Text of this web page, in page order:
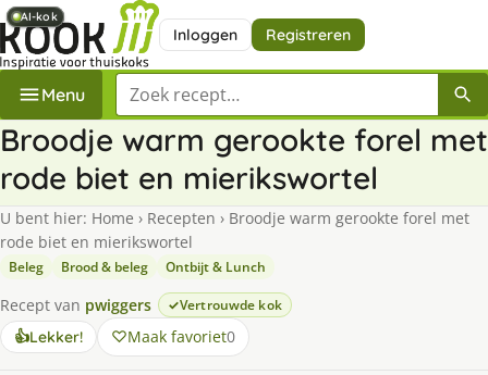
Inloggen Registreren
Menu Zoek een recept
Broodje warm gerookte forel met
rode biet en mierikswortel
U bent hier: Home › Recepten › Broodje warm gerookte forel met
rode biet en mierikswortel
Beleg Brood & beleg Ontbijt & Lunch
Recept van pwiggers Vertrouwde kok
👍Lekker! Maak favoriet0
AI-kok
AI-kok
AI-kok